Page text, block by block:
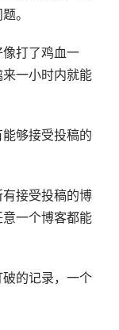
。
打了鸡血一
一小时内就能
够接受投稿的
接受投稿的博
一个博客都能
的记录，一个